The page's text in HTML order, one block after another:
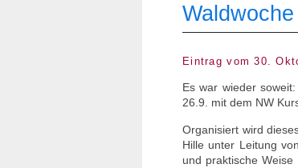
Eintrag vom 30.
Es war wieder
26.9. mit dem NW
Organisiert wird
Hille unter Leitung
und praktische